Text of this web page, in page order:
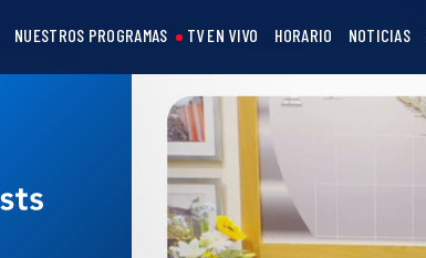
NUESTROS PROGRAMAS TV EN VIVO HORARIO NOTICIAS